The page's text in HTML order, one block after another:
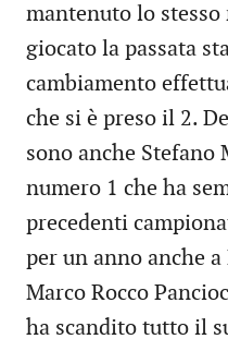
mantenuto lo
giocato la passata
cambiamento
che si è preso il 2.
sono anche Stefano
numero 1 che ha
precedenti
per un anno anche
Marco Rocco
ha scandito tutto il